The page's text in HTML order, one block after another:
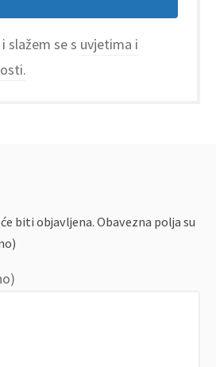
slažem se s uvjetima i
biti objavljena. Obavezna polja su